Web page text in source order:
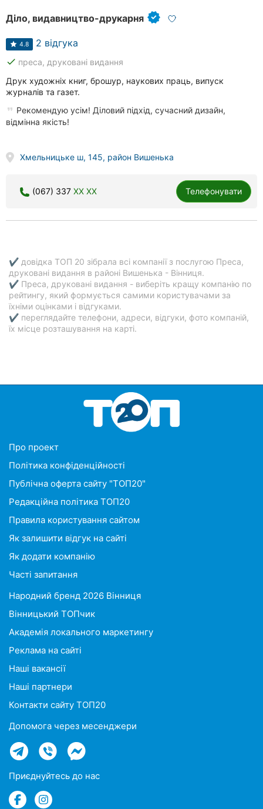
Діло, видавництво-друкарня
4.8 2 відгука
done преса, друковані видання
Друк художніх книг, брошур, наукових праць, випуск
журналів та газет.
Рекомендую усім! Діловий підхід, сучасний дизайн,
відмінна якість!
Хмельницьке ш, 145, район Вишенька
(067) 337 XX XX Телефонувати
✔ довідка ТОП 20 зібрала всі компанії з послугою Преса,
друковані видання в районі Вишенька - Вінниця.
✔ Преса, друковані видання - виберіть кращу компанію по
рейтингу, який формується самими користувачами за
їхніми оцінками і відгуками.
✔ переглядайте телефони, адреси, відгуки, фото компаній,
їх місце розташування на карті.
Про проект
Політика конфіденційності
Публічна оферта сайту "ТОП20"
Редакційна політика ТОП20
Правила користування сайтом
Як залишити відгук на сайті
Як додати компанію
Часті запитання
Народний бренд 2026 Вінниця
Вінницький ТОПчик
Академія локального маркетингу
Реклама на сайті
Наші вакансії
Наші партнери
Контакти сайту ТОП20
Допомога через месенджери
Приєднуйтесь до нас